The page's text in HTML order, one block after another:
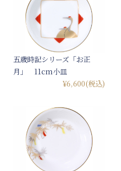
五歳時記シリーズ「お正
月」 11cm小皿
¥6,600(税込)